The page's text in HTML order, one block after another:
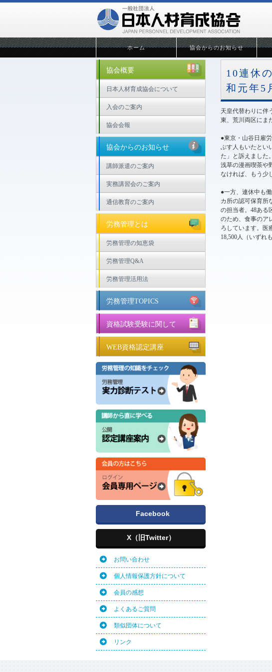
ホーム 協会からのお知らせ
10連休
和元年5
天皇代替わりに伴
東、荒川両区にま
●東京・山谷日雇
ぶす人もいたとい
た」と訴えました
浅草の漫画喫茶や
なければ、もう少
●一方、連休中も
カ所の認可保育所
の担当者。48ある
のため、食事のア
ろしています。医
18,500人（いずれ
協会概要
日本人材育成協会について
入会のご案内
協会会報
協会からのお知らせ
講師派遣のご案内
実務講習会のご案内
通信教育のご案内
労務管理とは
労務管理の知恵袋
労務管理Q&A
労務管理活用法
労務管理TOPICS
資格試験受験に関して
WEB資格認定講座
Facebook
X（旧Twitter）
お問い合わせ
個人情報保護方針について
会員の感想
よくあるご質問
類似団体について
リンク